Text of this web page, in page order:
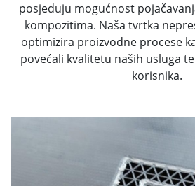
posjeduju mogućnost
kompozitima. Naša tvrtka
optimizira proizvodne procese
povećali kvalitetu naših usluga
korisnika.